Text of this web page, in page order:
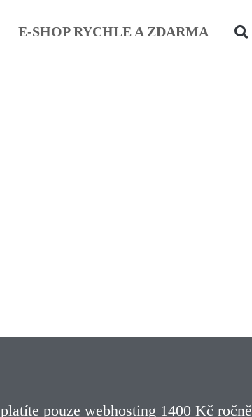
E-SHOP RYCHLE A ZDARMA
platíte pouze webhosting 1400 Kč ročně